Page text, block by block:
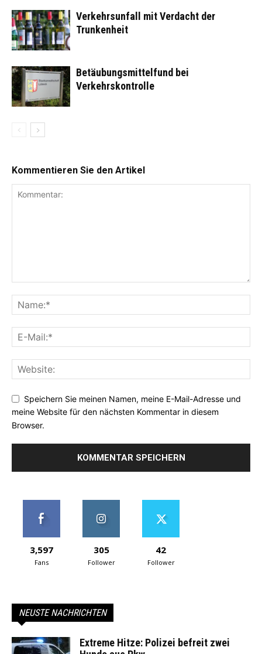
Verkehrsunfall mit Verdacht der
Trunkenheit
Betäubungsmittelfund bei
Verkehrskontrolle
Kommentieren Sie den Artikel
Speichern Sie meinen Namen, meine E-Mail-Adresse und
meine Website für den nächsten Kommentar in diesem
Browser.
3,597
Fans
305
Follower
42
Follower
NEUSTE NACHRICHTEN
Extreme Hitze: Polizei befreit zwei